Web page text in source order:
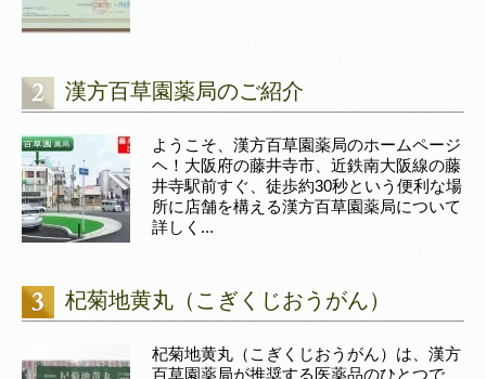
漢方百草園薬局のご紹介
ようこそ、漢方百草園薬局のホームページ
ヘ！大阪府の藤井寺市、近鉄南大阪線の藤
井寺駅前すぐ、徒歩約30秒という便利な場
所に店舗を構える漢方百草園薬局について
詳しく...
杞菊地黄丸（こぎくじおうがん）
杞菊地黄丸（こぎくじおうがん）は、漢方
百草園薬局が推奨する医薬品のひとつで